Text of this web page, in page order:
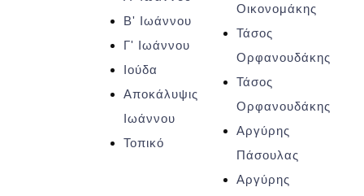
Β' Ιωάννου
Γ' Ιωάννου
Ιούδα
Αποκάλυψις
Ιωάννου
Τοπικό
Οικονομάκης
Τάσος
Ορφανουδάκης
Τάσος
Ορφανουδάκης
Αργύρης
Πάσουλας
Αργύρης